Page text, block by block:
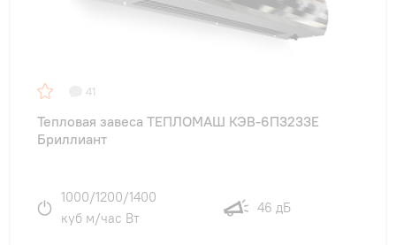
41
Тепловая завеса ТЕПЛОМАШ КЭВ-6П3233E
Бриллиант
1000/1200/1400
куб м/час Вт
46 дБ